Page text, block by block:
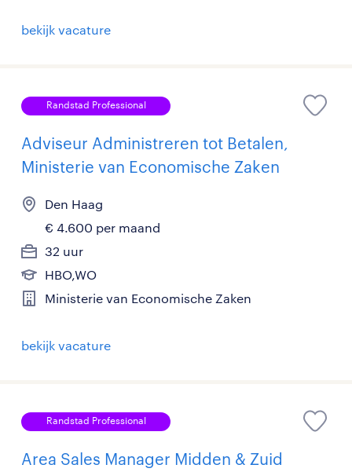
bekijk vacature
Randstad Professional
Adviseur Administreren tot Betalen,
Ministerie van Economische Zaken
Den Haag
€ 4.600 per maand
32 uur
HBO,WO
Ministerie van Economische Zaken
bekijk vacature
Randstad Professional
Area Sales Manager Midden & Zuid